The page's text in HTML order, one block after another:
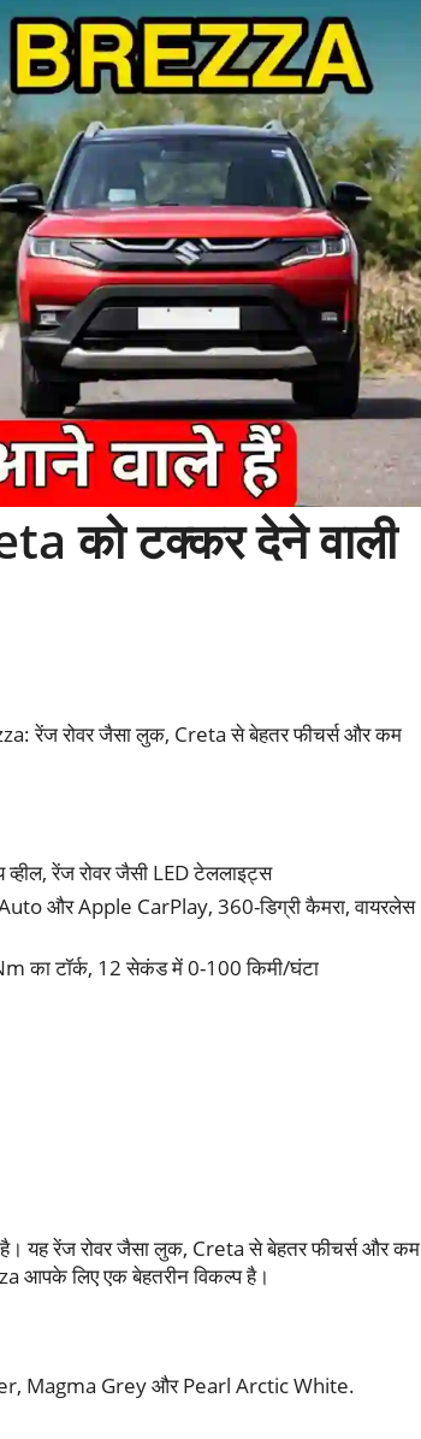
को टक्कर देने वाली
रेंज रोवर जैसा लुक, Creta से बेहतर फीचर्स और कम
रेंज रोवर जैसी LED टेललाइट्स
और Apple CarPlay, 360-डिग्री कैमरा, वायरलेस
का टॉर्क, 12 सेकंड में 0-100 किमी/घंटा
यह रेंज रोवर जैसा लुक, Creta से बेहतर फीचर्स और कम
आपके लिए एक बेहतरीन विकल्प है।
Magma Grey और Pearl Arctic White.